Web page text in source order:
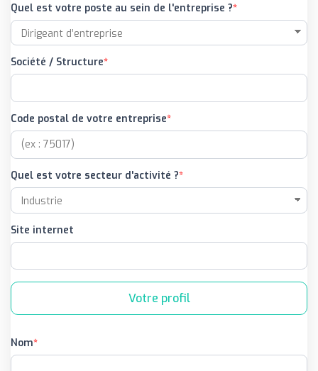
Quel est votre poste au sein de l'entreprise ?
Société / Structure
Code postal de votre entreprise
Quel est votre secteur d'activité ?
Site internet
Votre profil
Nom